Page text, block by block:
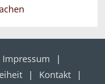
Impressum
Kontakt